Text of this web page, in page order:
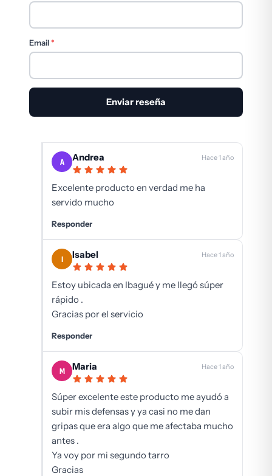
Email*
A Andrea Hace 1 año
Excelente producto en verdad me ha
servido mucho
Responder
I Isabel Hace 1 año
Estoy ubicada en Ibagué y me llegó súper
rápido .
Gracias por el servicio
Responder
M Maria Hace 1 año
Súper excelente este producto me ayudó a
subir mis defensas y ya casi no me dan
gripas que era algo que me afectaba mucho
antes .
Ya voy por mi segundo tarro
Gracias